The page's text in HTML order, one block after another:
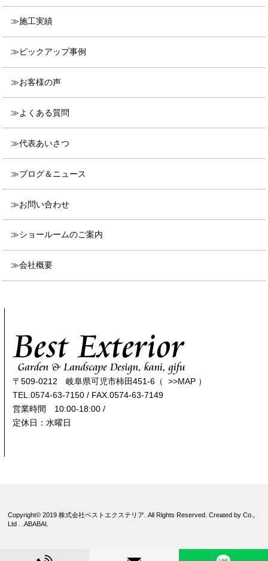
施工実績
ピックアップ事例
お客様の声
よくある質問
代表あいさつ
ブログ＆ニュース
お問い合わせ
ショールームのご案内
会社概要
〒509-0212 岐阜県可児市柿田451-6（ >>MAP ）
TEL.0574-63-7150 / FAX.0574-63-7149
営業時間 10:00-18:00 /
定休日：水曜日
Copyright© 2019 株式会社ベストエクステリア. All Rights Reserved. Created by Co.,
Ltd . .ABABAI.